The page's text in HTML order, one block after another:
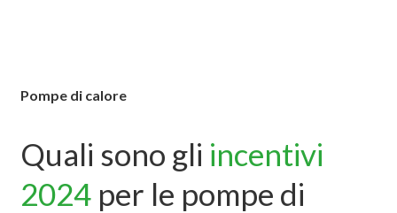
Pompe di calore
Quali sono gli incentivi
2024 per le pompe di